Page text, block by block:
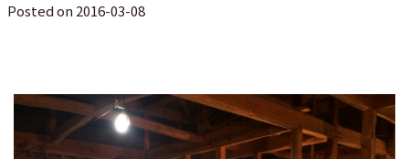
Posted on 2016-03-08